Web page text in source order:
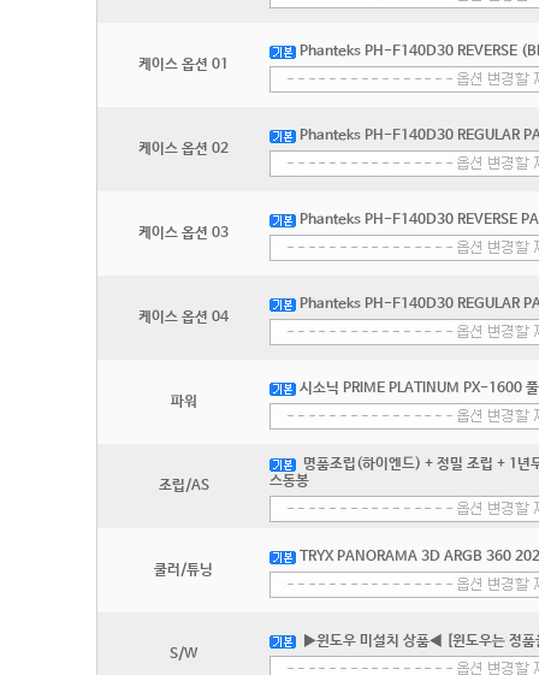
케이스 옵션 01
Phanteks PH-F140D30 REVERSE
케이스 옵션 02
Phanteks PH-F140D30 REGULAR
케이스 옵션 03
Phanteks PH-F140D30 REVERSE
케이스 옵션 04
Phanteks PH-F140D30 REGULAR
파워
시소닉 PRIME PLATINUM PX-1600
조립/AS
명품조립(하이엔드) + 정밀 조립 + 1년
스동봉
쿨러/튜닝
TRYX PANORAMA 3D ARGB 360
S/W
▶윈도우 미설치 상품◀ [윈도우는 정